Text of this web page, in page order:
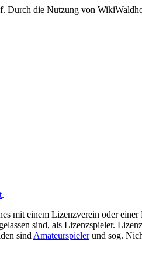
die Nutzung von
.
mit einem Lizenzverein oder
sind, als Lizenzspieler.
sind Amateurspielerund sog.